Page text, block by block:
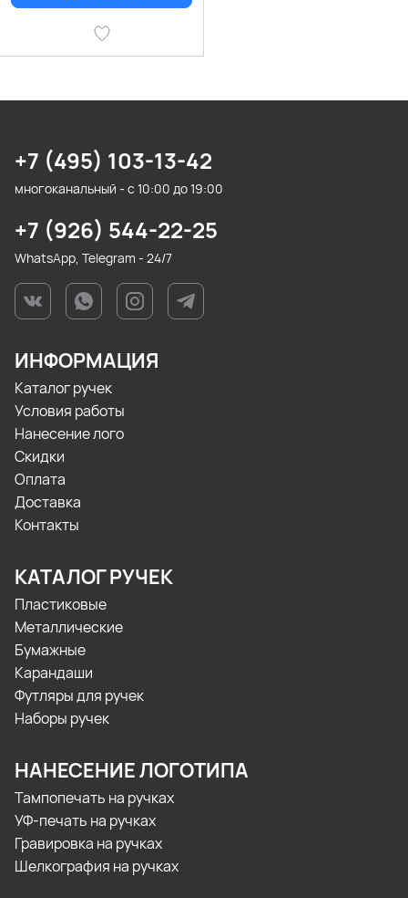
+7 (495) 103-13-42
многоканальный - с 10:00 до 19:00
+7 (926) 544-22-25
WhatsApp, Telegram - 24/7
ИНФОРМАЦИЯ
Каталог ручек
Условия работы
Нанесение лого
Скидки
Оплата
Доставка
Контакты
КАТАЛОГ РУЧЕК
Пластиковые
Металлические
Бумажные
Карандаши
Футляры для ручек
Наборы ручек
НАНЕСЕНИЕ ЛОГОТИПА
Тампопечать на ручках
УФ-печать на ручках
Гравировка на ручках
Шелкография на ручках